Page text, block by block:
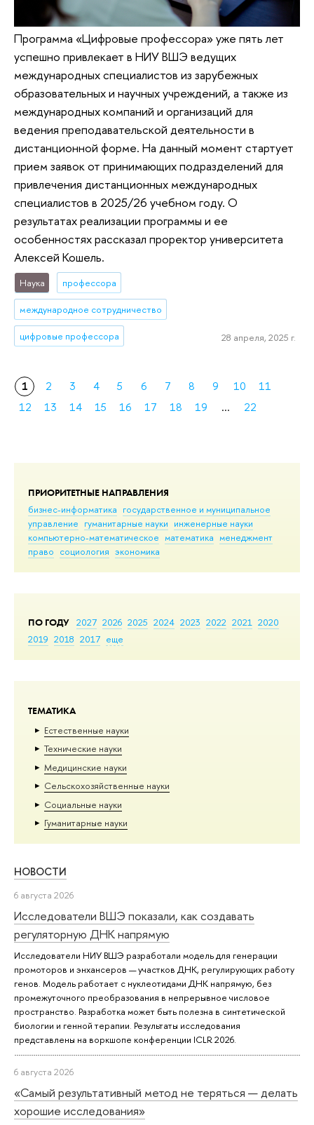
ПРИОРИТЕТНЫЕ НАПРАВЛЕНИЯ
бизнес-информатика государственное и муниципальное
управление гуманитарные науки инженерные науки
компьютерно-математическое математика менеджмент
право социология экономика
ПО ГОДУ 2027 2026 2025 2024 2023 2022 2021 2020
2019 2018 2017 еще
ТЕМАТИКА
Естественные науки
Тех­ничес­кие науки
Медицинские науки
Сельскохозяйственные науки
Социальные науки
Гуманитарные науки
НОВОСТИ
6 августа 2026
Исследователи ВШЭ показали, как создавать
регуляторную ДНК напрямую
Исследователи НИУ ВШЭ разработали модель для генерации
промоторов и энхансеров — участков ДНК, регулирующих работу
генов. Модель работает с нуклеотидами ДНК напрямую, без
промежуточного преобразования в непрерывное числовое
пространство. Разработка может быть полезна в синтетической
биологии и генной терапии. Результаты исследования
представлены на воркшопе конференции ICLR 2026.
6 августа 2026
«Самый результативный метод не теряться — делать
хорошие исследования»
Программа «Цифровые профессора» уже пять лет
успешно привлекает в НИУ ВШЭ ведущих
международных специалистов из зарубежных
образовательных и научных учреждений, а также из
международных компаний и организаций для
ведения преподавательской деятельности в
дистанционной форме. На данный момент стартует
прием заявок от принимающих подразделений для
привлечения дистанционных международных
специалистов в 2025/26 учебном году. О
результатах реализации программы и ее
особенностях рассказал проректор университета
Алексей Кошель.
Наука профессора
международное сотрудничество
цифровые профессора 28 апреля, 2025 г.
1 2 3 4 5 6 7 8 9 10
11
12
13 14 15 16 17 18 19 ... 22